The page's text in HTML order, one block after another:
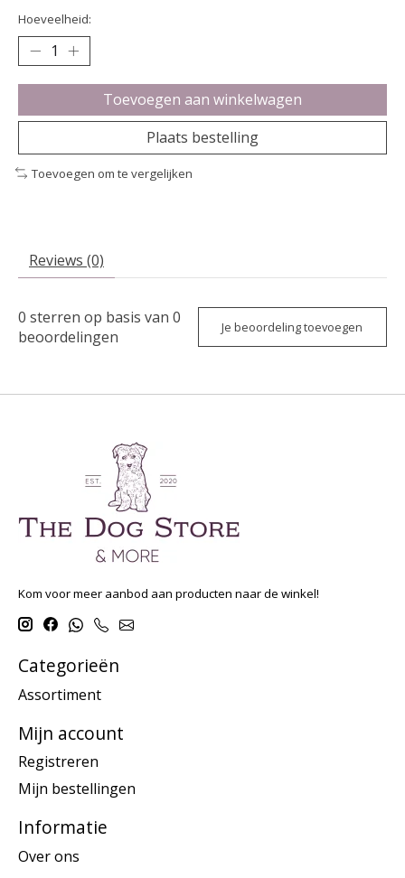
Hoeveelheid:
Toevoegen aan winkelwagen
Plaats bestelling
Toevoegen om te vergelijken
Reviews (0)
0 sterren op basis van 0
beoordelingen
Je beoordeling toevoegen
Kom voor meer aanbod aan producten naar de winkel!
Categorieën
Assortiment
Mijn account
Registreren
Mijn bestellingen
Informatie
Over ons